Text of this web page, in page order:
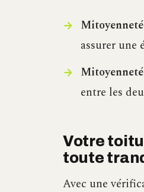
assurer une
entre les
Votre
toute
Avec une